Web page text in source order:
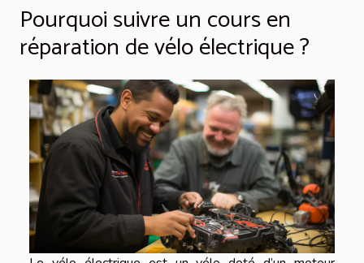
Pourquoi suivre un cours en
réparation de vélo électrique ?